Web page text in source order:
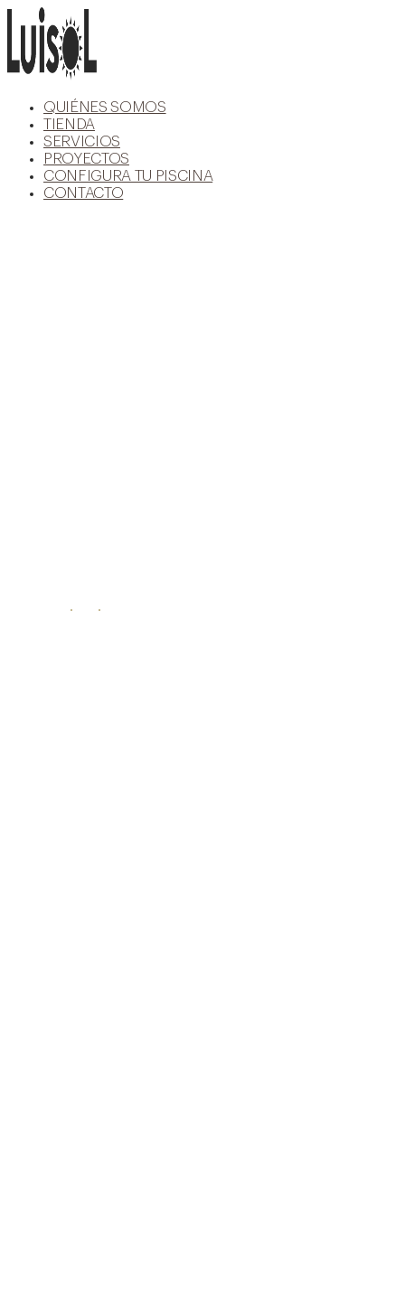
contenido
QUIÉNES SOMOS
TIENDA
SERVICIOS
PROYECTOS
CONFIGURA TU PISCINA
CONTACTO